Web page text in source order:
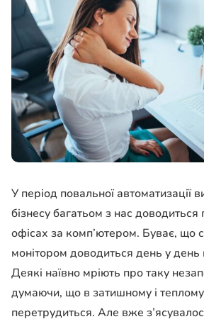
У період повальної автоматизації
бізнесу багатьом з нас
офісах за комп’ютером. Буває, що
монітором доводиться день у день
Деякі наївно мріють про таку
думаючи, що в затишному і
перетрудиться. Але вже